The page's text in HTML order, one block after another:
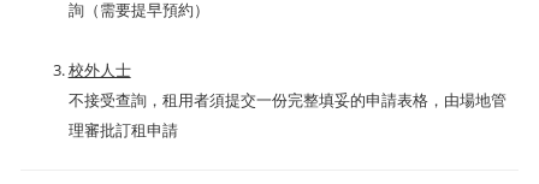
詢（需要提早預約）
校外人士
不接受查詢，租用者須提交一份完整填妥的申請表格，由場地管
理審批訂租申請